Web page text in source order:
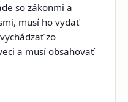
so zákonmi a
musí ho vydať
zo
a musí obsahovať